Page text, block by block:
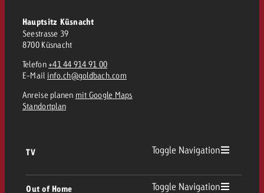
Hauptsitz Küsnacht
Seestrasse 39
8700 Küsnacht
Telefon +41 44 914 91 00
E-Mail info.ch@goldbach.com
Anreise planen mit Google Maps
Standortplan
TV Toggle Navigation
Out of Home Toggle Navigation